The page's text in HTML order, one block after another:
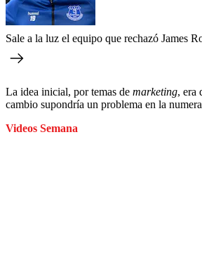
Sale a la luz el equipo que rechazó James
La idea inicial, por temas de marketing, era
cambio supondría un problema en la
Videos Semana